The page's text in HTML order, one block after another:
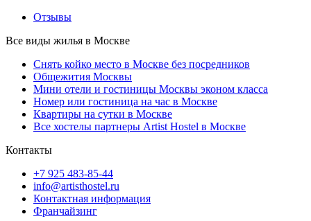
Отзывы
Все виды жилья в Москве
Снять койко место в Москве без посредников
Общежития Москвы
Мини отели и гостиницы Москвы эконом класса
Номер или гостиница на час в Москве
Квартиры на сутки в Москве
Все хостелы партнеры Artist Hostel в Москве
Контакты
+7 925 483-85-44
info@artisthostel.ru
Контактная информация
Франчайзинг